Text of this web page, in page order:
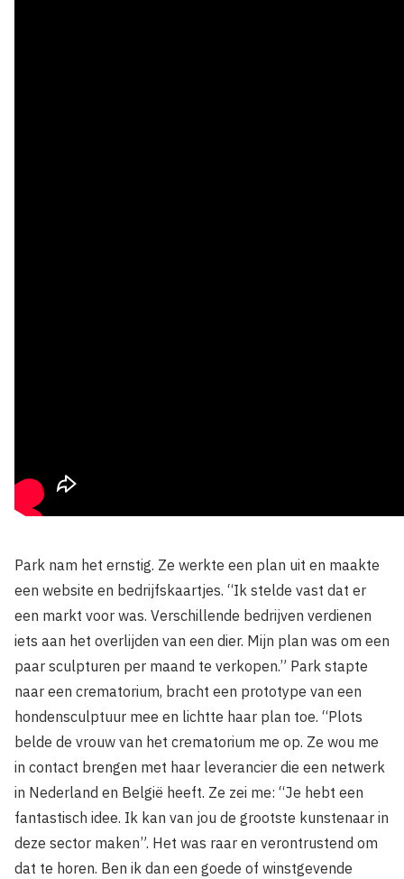
Park nam het ernstig. Ze werkte een plan uit en maakte
een website en bedrijfskaartjes. “Ik stelde vast dat er
een markt voor was. Verschillende bedrijven verdienen
iets aan het overlijden van een dier. Mijn plan was om een
paar sculpturen per maand te verkopen.” Park stapte
naar een crematorium, bracht een prototype van een
hondensculptuur mee en lichtte haar plan toe. “Plots
belde de vrouw van het crematorium me op. Ze wou me
in contact brengen met haar leverancier die een netwerk
in Nederland en België heeft. Ze zei me: “Je hebt een
fantastisch idee. Ik kan van jou de grootste kunstenaar in
deze sector maken”. Het was raar en verontrustend om
dat te horen. Ben ik dan een goede of winstgevende